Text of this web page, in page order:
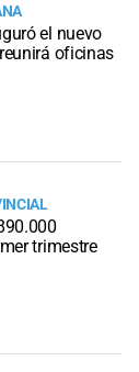
el nuevo
oficinas
trimestre